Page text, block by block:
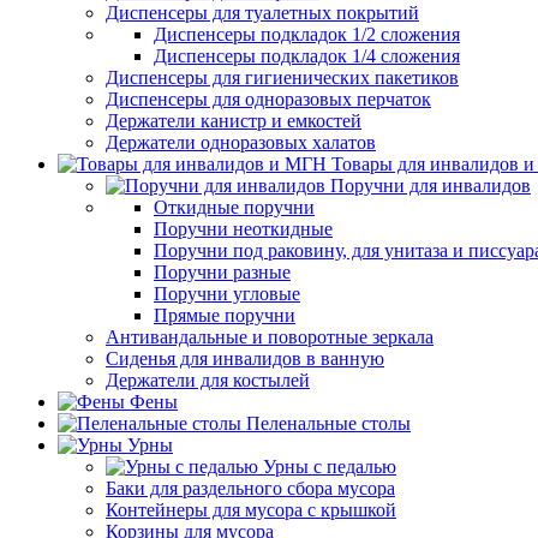
Диспенсеры для туалетных покрытий
Диспенсеры подкладок 1/2 сложения
Диспенсеры подкладок 1/4 сложения
Диспенсеры для гигиенических пакетиков
Диспенсеры для одноразовых перчаток
Держатели канистр и емкостей
Держатели одноразовых халатов
Товары для инвалидов
Поручни для инвалидов
Откидные поручни
Поручни неоткидные
Поручни под раковину, для унитаза и
Поручни разные
Поручни угловые
Прямые поручни
Антивандальные и поворотные зеркала
Сиденья для инвалидов в ванную
Держатели для костылей
Фены
Пеленальные столы
Урны
Урны с педалью
Баки для раздельного сбора мусора
Контейнеры для мусора с крышкой
Корзины для мусора